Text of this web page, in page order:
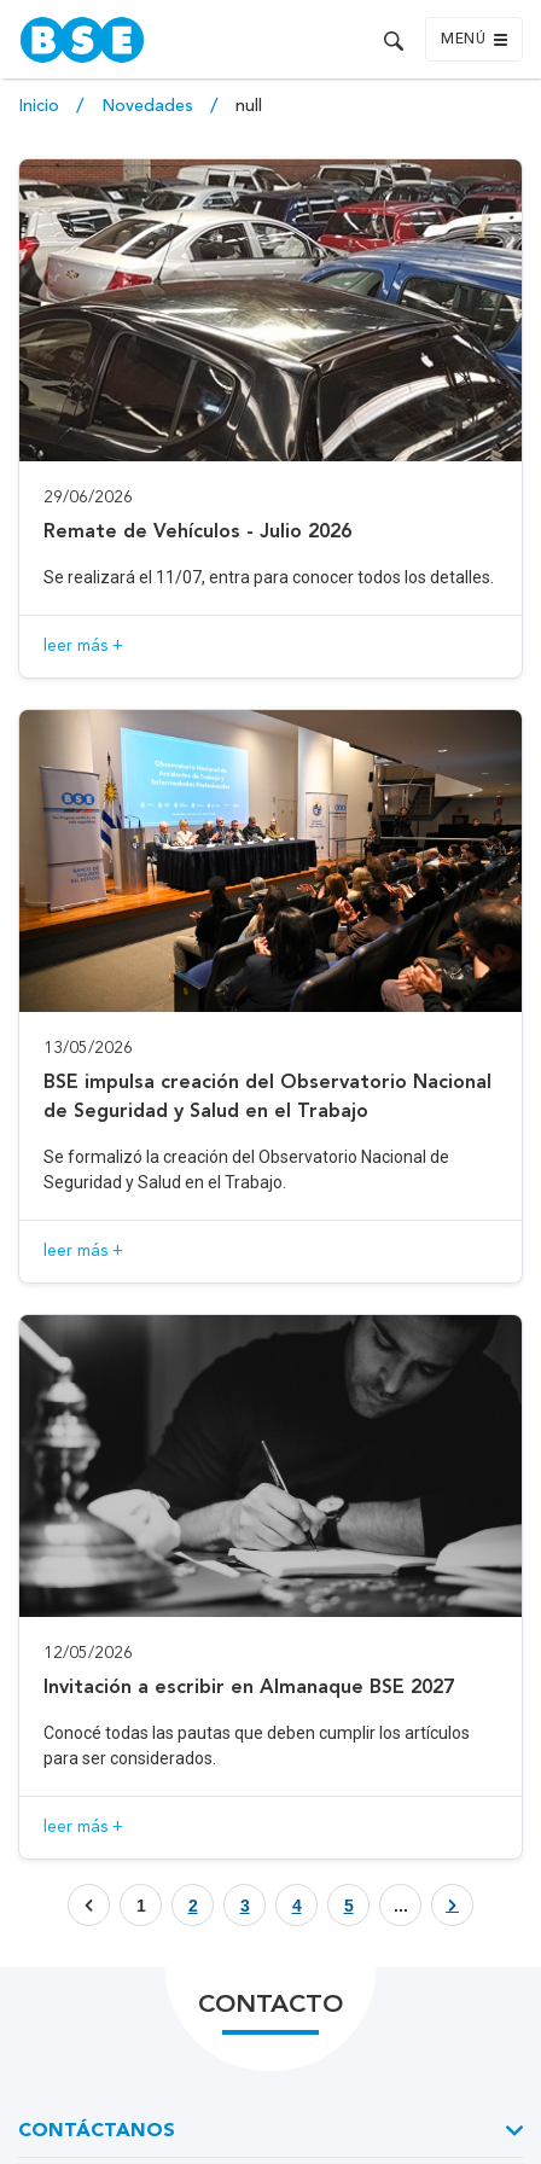
MENÚ
Inicio Novedades null
29/06/2026
Remate de Vehículos - Julio 2026
Se realizará el 11/07, entra para conocer todos los detalles.
leer más +
13/05/2026
BSE impulsa creación del Observatorio Nacional
de Seguridad y Salud en el Trabajo
Se formalizó la creación del Observatorio Nacional de
Seguridad y Salud en el Trabajo.
leer más +
12/05/2026
Invitación a escribir en Almanaque BSE 2027
Conocé todas las pautas que deben cumplir los artículos
para ser considerados.
leer más +
1 2 3 4 5 ...
CONTACTO
CONTÁCTANOS